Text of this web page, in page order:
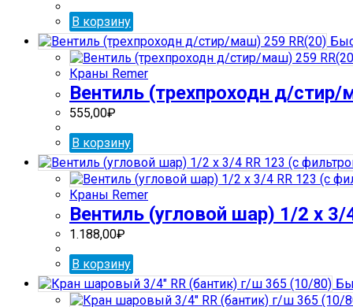
В корзину
Краны Remer
Вентиль (трехпроходн д/
555,00₽
В корзину
Краны Remer
Вентиль (угловой шар) 1/2 х
1.188,00₽
В корзину